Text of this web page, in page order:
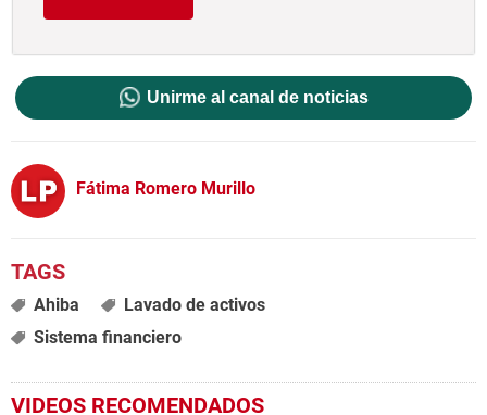
Unirme al canal de noticias
Fátima Romero Murillo
Ahiba
Lavado de activos
Sistema financiero
VIDEOS RECOMENDADOS